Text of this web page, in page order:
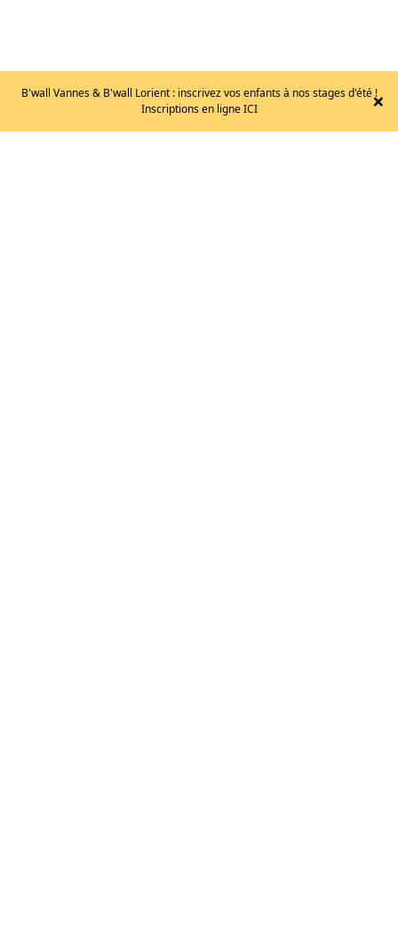
B'wall Vannes & B'wall Lorient : inscrivez vos enfants à nos stages d'été !
Inscriptions en ligne ICI
×
SCARPA
–